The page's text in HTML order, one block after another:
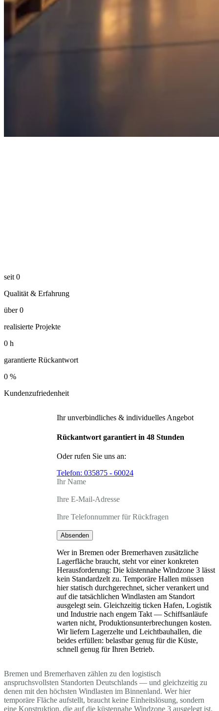
seit 0
Qualität & Erfahrung
über 0
realisierte Projekte
0 h
garantierte Rückantwort
0 %
Kundenzufriedenheit
Ihr unverbindliches & individuelles Angebot
Rückantwort garantiert in 48 Stunden
Oder rufen Sie uns an:
Telefon: 035875 - 60024
Ihr Name
Ihre E-Mail-Adresse
Ihre Telefonnummer für Rückfragen
Absenden
Wer in Bremen oder Bremerhaven zusätzliche
Lagerfläche braucht, steht vor einer konkreten
Herausforderung: Die küstennahe Windzone 3 lässt
kein Standardzelt zu. Temporäre Hallen müssen
hier statisch durchgerechnet, sicher verankert und
auf die tatsächlichen Windlasten am Standort
ausgelegt sein. Gleichzeitig ticken Hafen, Logistik
und Industrie nach engem Takt — Schiffsanläufe
warten nicht, Produktionsunterbrechungen kosten.
Wir liefern Lagerzelte und Leichtbauhallen, die
beides erfüllen: belastbar genug für die Küste,
schnell genug für Ihren Betrieb.
Bremen und Bremerhaven zählen zu den logistisch
anspruchsvollsten Standorten Deutschlands — und gleichzeitig zu
denen mit den höchsten Windlasten im Binnenland. Wer hier
temporäre Fläche aufstellt, braucht keine Einheitslösung, sondern
eine Konstruktion, die auf die küstennahe Windzone 3 ausgelegt ist.